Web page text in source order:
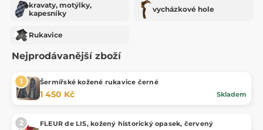
kravaty, motýlky,
kapesníky
vycházkové hole
Rukavice
Nejprodávanější zboží
Šermířské kožené rukavice černé
1 450 Kč Skladem
FLEUR de LIS, kožený historický opasek, červený